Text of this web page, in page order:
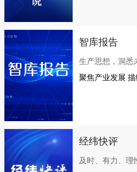
智库报告
生产思想，洞悉
聚焦产业发展
经纬快评
及时、有力、理